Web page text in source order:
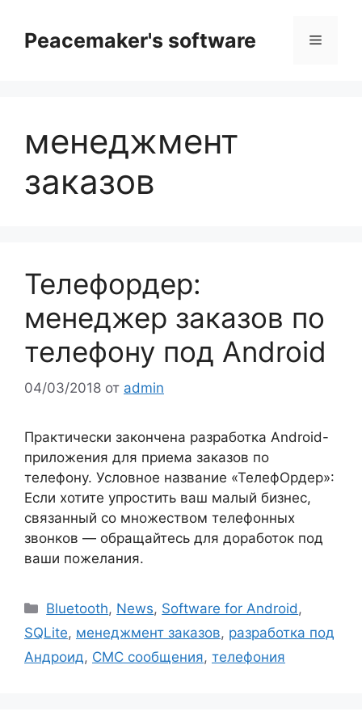
содержимому
Peacemaker's software Меню
менеджмент
заказов
Телефордер:
менеджер заказов по
телефону под Android
04/03/2018 от admin
Практически закончена разработка Android-
приложения для приема заказов по
телефону. Условное название «ТелефОрдер»:
Если хотите упростить ваш малый бизнес,
связанный со множеством телефонных
звонков — обращайтесь для доработок под
ваши пожелания.
Рубрики
Bluetooth, News, Software for Android ,
SQLite, менеджмент заказов, разработка под
Андроид, СМС сообщения, телефония